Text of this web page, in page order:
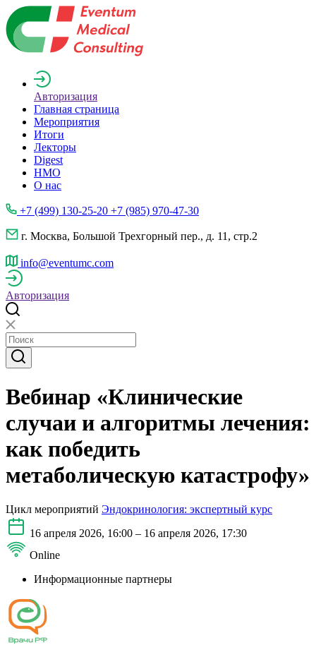
Авторизация
Главная страница
Мероприятия
Итоги
Лекторы
Digest
НМО
О нас
+7 (499) 130-25-20 +7 (985) 970-47-30
г. Москва, Большой Трехгорный пер., д. 11, стр.2
info@eventumc.com
Авторизация
Вебинар «Клинические
случаи и алгоритмы лечения:
как победить
метаболическую катастрофу»
Цикл мероприятий Эндокринология: экспертный курс
16 апреля 2026, 16:00 – 16 апреля 2026, 17:30
Online
Информационные партнеры